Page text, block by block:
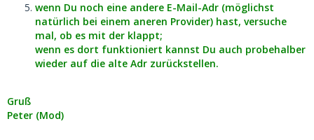
wenn Du noch eine andere E-Mail-Adr (möglichst
natürlich bei einem aneren Provider) hast, versuche
mal, ob es mit der klappt;
wenn es dort funktioniert kannst Du auch probehalber
wieder auf die alte Adr zurückstellen.
Gruß
Peter (Mod)